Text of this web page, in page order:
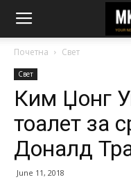
Почетна Свет
Свет
Ким Џонг
тоалет за
Доналд
June 11, 2018